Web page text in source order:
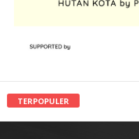
TERPOPULER